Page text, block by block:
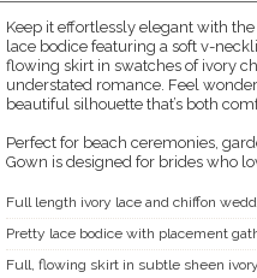
Keep it effortlessly elegant with
lace bodice featuring a soft v-
flowing skirt in swatches of ivory
understated romance. Feel
beautiful silhouette that’s both
Perfect for beach ceremonies,
Gown is designed for brides who
Full length ivory lace and chiffon
Pretty lace bodice with placement
Full, flowing skirt in subtle sheen